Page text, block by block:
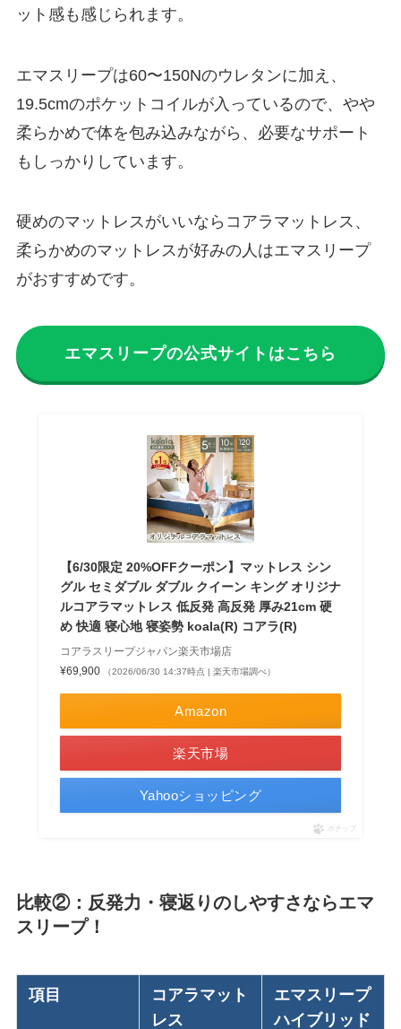
ット感も感じられます。
エマスリープは60〜150Nのウレタンに加え、
19.5cmのポケットコイルが入っているので、やや
柔らかめで体を包み込みながら、必要なサポート
もしっかりしています。
硬めのマットレスがいいならコアラマットレス、
柔らかめのマットレスが好みの人はエマスリープ
がおすすめです。
エマスリープの公式サイトはこちら
【6/30限定 20%OFFクーポン】マットレス シン
グル セミダブル ダブル クイーン キング オリジナ
ルコアラマットレス 低反発 高反発 厚み21cm 硬
め 快適 寝心地 寝姿勢 koala(R) コアラ(R)
コアラスリープジャパン楽天市場店
¥69,900
（2026/06/30 14:37時点 | 楽天市場調べ）
Amazon
楽天市場
Yahooショッピング
ポチップ
比較②：反発力・寝返りのしやすさならエマ
スリープ！
項目
コアラマット
レス
エマスリープ
ハイブリッド